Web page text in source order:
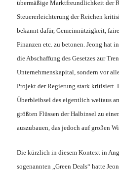
übermäßige Marktfreundlichkeit der
Steuererleichterung der Reichen
bekannt dafür, Gemeinnützigkeit,
Finanzen etc. zu betonen. Jeong hat
die Abschaffung des Gesetzes zur
Unternehmenskapital, sondern vor
Projekt der Regierung stark kritisiert.
Überbleibsel des eigentlich weitaus
größten Flüssen der Halbinsel zu
auszubauen, das jedoch auf großen
Die kürzlich in diesem Kontext in
sogenannten „Green Deals“ hatte